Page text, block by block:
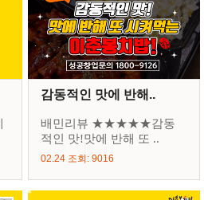
감동적인 맛에 반해..
배민리뷰 ★★★★★감동
적인 맛!맛에 반해 또 ..
02.24 조회: 9016